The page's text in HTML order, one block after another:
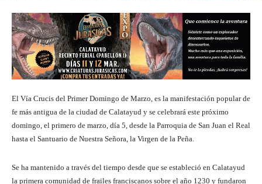
El Vía Crucis del Primer Domingo de Marzo, es la manifestación popular de
fe más antigua de la ciudad de Calatayud y se celebrará este próximo
domingo, el primero de marzo, día 5, desde la Parroquia de San Juan el Real
hasta el Santuario de Nuestra Señora, la Virgen de la Peña.
Se ha mantenido a través del tiempo desde que se estableció en Calatayud
la primera comunidad de frailes franciscanos sobre el año 1230 y fundaron